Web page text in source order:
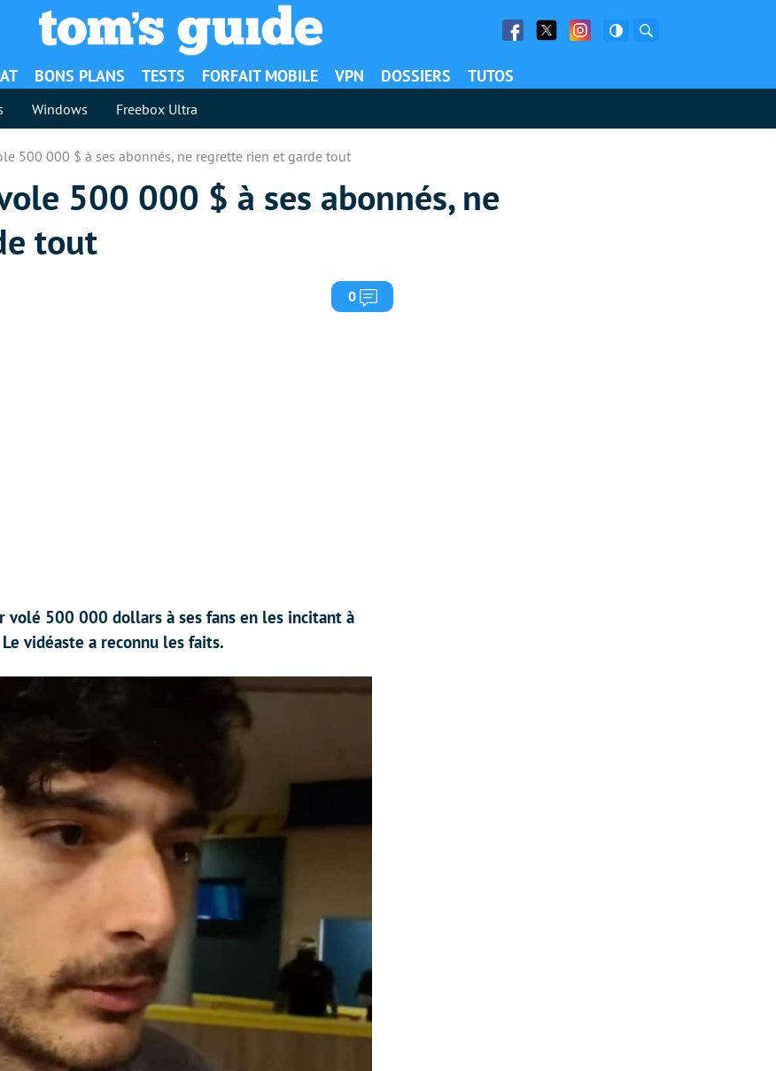
Facebook
Twitter Facebook
BONS PLANS TESTS FORFAIT MOBILE VPN DOSSIERS TUTOS
Windows Freebox Ultra
500 000 $ à ses abonnés, ne regrette rien et garde tout
500 000 $ à ses abonnés, ne
tout
0 Commentaires
volé 500 000 dollars à ses fans en les incitant à
vidéaste a reconnu les faits.